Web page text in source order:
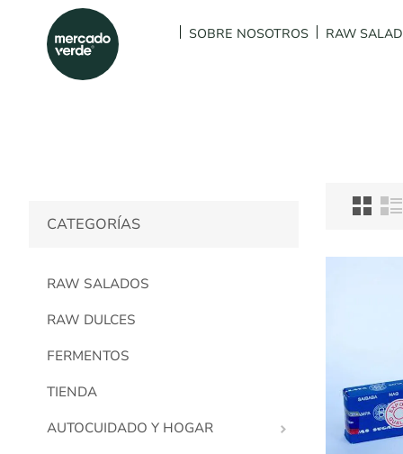
SOBRE NOSOTROS RAW
CATEGORÍAS
RAW SALADOS
RAW DULCES
FERMENTOS
TIENDA
AUTOCUIDADO Y HOGAR